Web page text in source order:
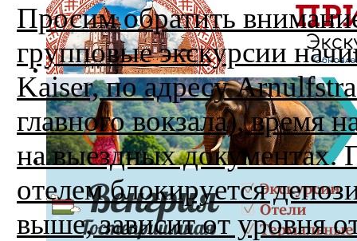
Просим обратить
групповые экскурсии
Kaiser, по адресу
главного вокзала), время
на выездных документах.
отелем блокируется
выше, зависит от уровня